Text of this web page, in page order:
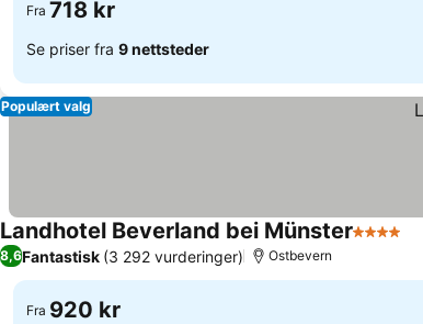
Fra 718 kr
Se priser fra 9 nettsteder
Populært valg
Landhotel Beverland bei Münster4 Stjerner
8,6Fantastisk (3 292 vurderinger) Ostbevern
Fra 920 kr